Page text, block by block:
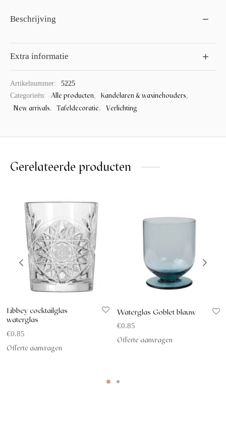
Beschrijving
Extra informatie
Artikelnummer:
5225
Categorieën:
Alle producten Kandelaren & waxinehouders
New arrivals, Tafeldecoratie, Verlichting
Gerelateerde producten
Libbey cocktailglas
waterglas
€0.85
Offerte aanvragen
Waterglas Goblet blauw
€0.85
Offerte aanvragen